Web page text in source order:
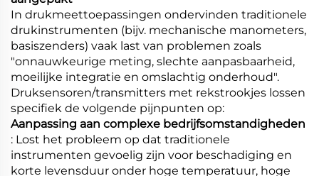
In drukmeettoepassingen ondervinden traditionele
drukinstrumenten (bijv. mechanische manometers,
basiszenders) vaak last van problemen zoals
"onnauwkeurige meting, slechte aanpasbaarheid,
moeilijke integratie en omslachtig onderhoud".
Druksensoren/transmitters met rekstrookjes lossen
specifiek de volgende pijnpunten op:
Aanpassing aan complexe bedrijfsomstandigheden
: Lost het probleem op dat traditionele
instrumenten gevoelig zijn voor beschadiging en
korte levensduur onder hoge temperatuur, hoge